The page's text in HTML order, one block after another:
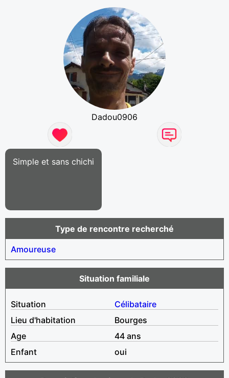
Dadou0906
Simple et sans chichi
Type de rencontre recherché
Amoureuse
Situation familiale
Situation
Célibataire
Lieu d'habitation
Bourges
Age
44 ans
Enfant
oui